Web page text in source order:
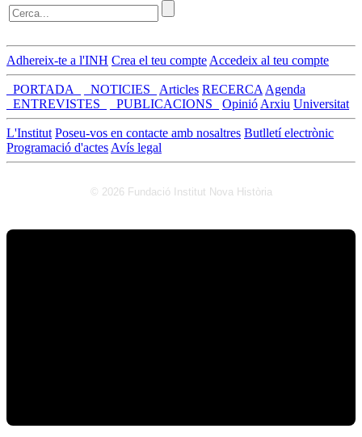
Adhereix-te a l'INH Crea el teu compte Accedeix al teu compte
_PORTADA_ _NOTICIES_ Articles RECERCA Agenda
_ENTREVISTES_
_PUBLICACIONS_ Opinió Arxiu Universitat
L'Institut Poseu-vos en contacte amb nosaltres Butlletí electrònic
Programació d'actes Avís legal
© 2026 Fundació Institut Nova Història